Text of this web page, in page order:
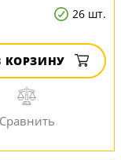
26 шт.
КОРЗИНУ